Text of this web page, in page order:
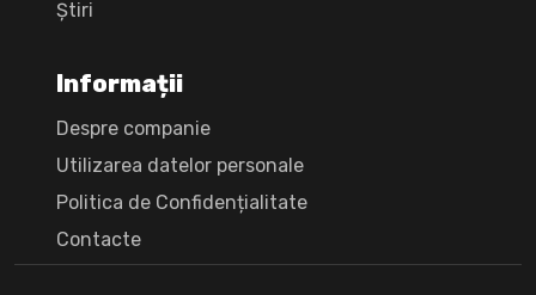
Știri
Informații
Despre companie
Utilizarea datelor personale
Politica de Confidențialitate
Сontacte